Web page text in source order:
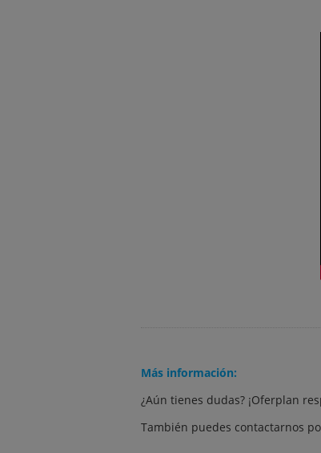
Más información:
¿Aún tienes dudas? ¡Oferplan
También puedes contactarnos